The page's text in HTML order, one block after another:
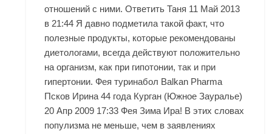
отношений с ними. Ответить Таня 11 Май 2013
в 21:44 Я давно подметила такой факт, что
полезные продукты, которые рекомендованы
диетологами, всегда действуют положительно
на организм, как при гипотонии, так и при
гипертонии. Фея туринабол Balkan Pharma
Псков Ирина 44 года Курган (Южное Зауралье)
20 Апр 2009 17:33 Фея Зима Ира! В этих словах
популизма не меньше, чем в заявлениях